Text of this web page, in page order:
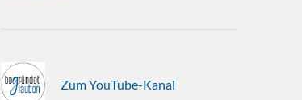
Zum YouTube-Kanal